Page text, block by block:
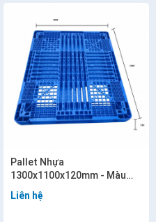
Pallet Nhựa
1300x1100x120mm - Màu
Liên hệ